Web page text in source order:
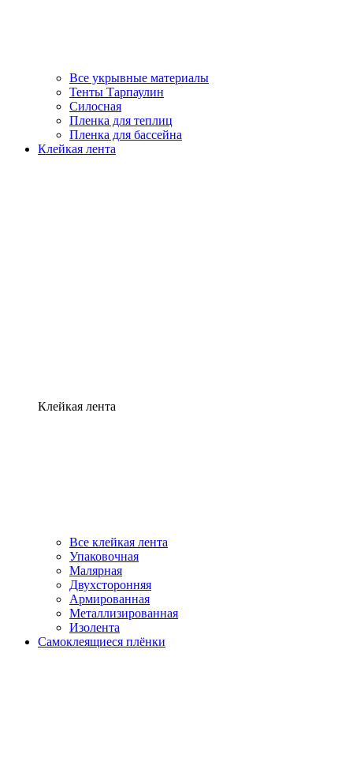
Все укрывные материалы
Тенты Тарпаулин
Силосная
Пленка для теплиц
Пленка для бассейна
Клейкая лента
Клейкая лента
Все клейкая лента
Упаковочная
Малярная
Двухсторонняя
Армированная
Металлизированная
Изолента
Самоклеящиеся плёнки